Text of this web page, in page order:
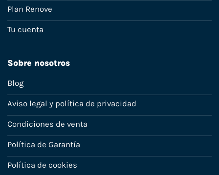
Plan Renove
Tu cuenta
Sobre nosotros
Blog
Aviso legal y política de privacidad
Condiciones de venta
Política de Garantía
Política de cookies